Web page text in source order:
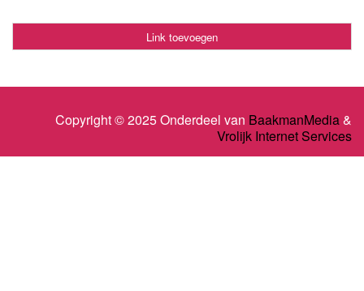
Link toevoegen
Copyright © 2025 Onderdeel van BaakmanMedia&
Vrolijk Internet Services